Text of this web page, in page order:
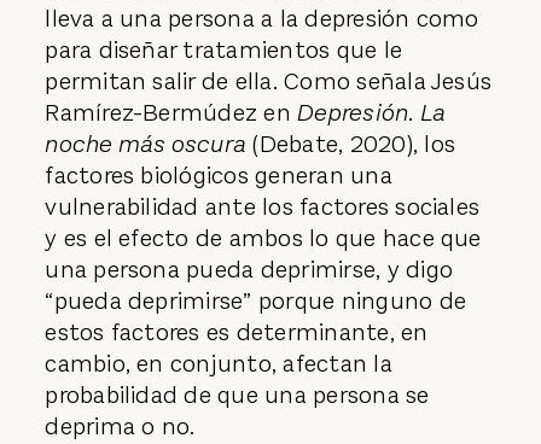
lleva a una persona a la depresión como
para diseñar tratamientos que le
permitan salir de ella. Como señala Jesús
Ramírez-Bermúdez enDepresión. La
noche más oscura (Debate, 2020), los
factores biológicos generan una
vulnerabilidad ante los factores sociales
y es el efecto de ambos lo que hace que
una persona pueda deprimirse, y digo
“pueda deprimirse” porque ninguno de
estos factores es determinante, en
cambio, en conjunto, afectan la
probabilidad de que una persona se
deprima o no.